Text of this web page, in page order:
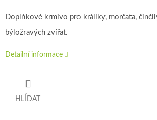
Doplňkové krmivo pro králíky, morčata,
býložravých zvířat.
Detailní informace
HLÍDAT